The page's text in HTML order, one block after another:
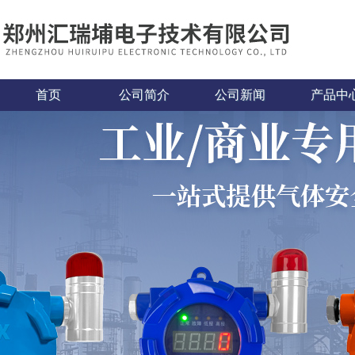
首页 公司简介 公司新闻 产品中